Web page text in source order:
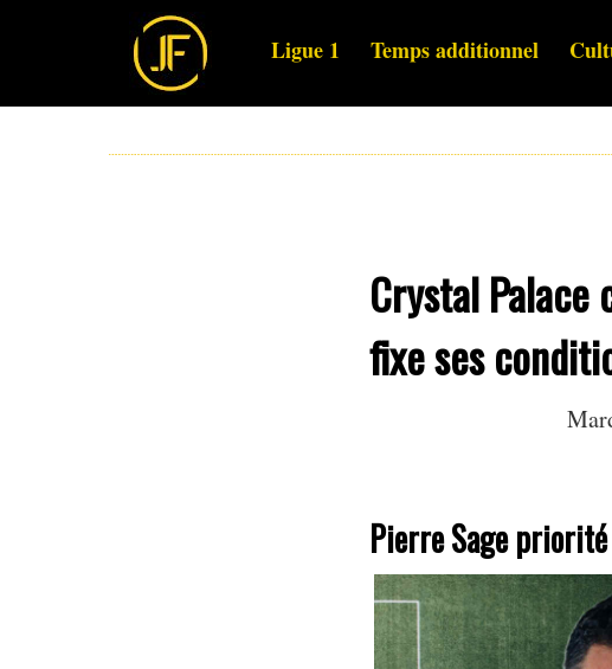
Ligue 1 Temps additionnel
Crystal Palace
fixe ses
Pierre Sage